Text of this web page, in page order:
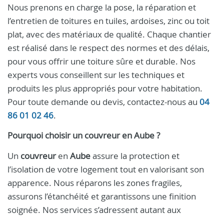
Nous prenons en charge la pose, la réparation et
l’entretien de toitures en tuiles, ardoises, zinc ou toit
plat, avec des matériaux de qualité. Chaque chantier
est réalisé dans le respect des normes et des délais,
pour vous offrir une toiture sûre et durable. Nos
experts vous conseillent sur les techniques et
produits les plus appropriés pour votre habitation.
Pour toute demande ou devis, contactez-nous au 04
86 01 02 46.
Pourquoi choisir un couvreurenAube?
Un couvreuren Aubeassure la protection et
l’isolation de votre logement tout en valorisant son
apparence. Nous réparons les zones fragiles,
assurons l’étanchéité et garantissons une finition
soignée. Nos services s’adressent autant aux